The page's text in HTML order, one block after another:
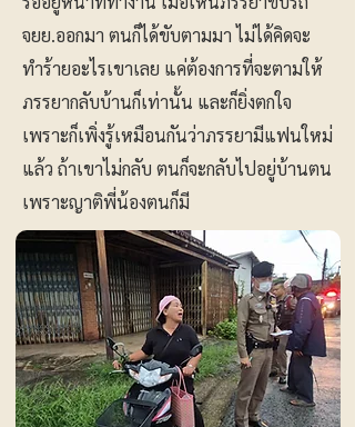
จยย.ออกมา ตนก็ได้ขับตามมา ไม่ได้คิดจะ
ทำร้ายอะไรเขาเลย แค่ต้องการที่จะตามให้
ภรรยากลับบ้านก็เท่านั้น และก็ยิ่งตกใจ
เพราะก็เพิ่งรู้เหมือนกันว่าภรรยามีแฟนใหม่
แล้ว ถ้าเขาไม่กลับ ตนก็จะกลับไปอยู่บ้านตน
เพราะญาติพี่น้องตนก็มี